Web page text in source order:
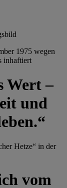
1975 wegen
inhaftiert
Wert –
und
Hetze“ in der
vom